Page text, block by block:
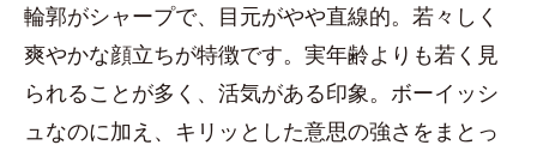
輪郭がシャープで、目元がやや直線的。若々しく
爽やかな顔立ちが特徴です。実年齢よりも若く見
られることが多く、活気がある印象。ボーイッシ
ュなのに加え、キリッとした意思の強さをまとっ